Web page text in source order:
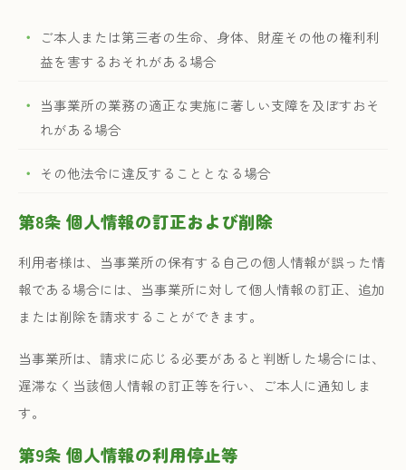
ご本人または第三者の生命、身体、財産その他の権利利
益を害するおそれがある場合
当事業所の業務の適正な実施に著しい支障を及ぼすおそ
れがある場合
その他法令に違反することとなる場合
第8条 個人情報の訂正および削除
利用者様は、当事業所の保有する自己の個人情報が誤った情
報である場合には、当事業所に対して個人情報の訂正、追加
または削除を請求することができます。
当事業所は、請求に応じる必要があると判断した場合には、
遅滞なく当該個人情報の訂正等を行い、ご本人に通知しま
す。
第9条 個人情報の利用停止等